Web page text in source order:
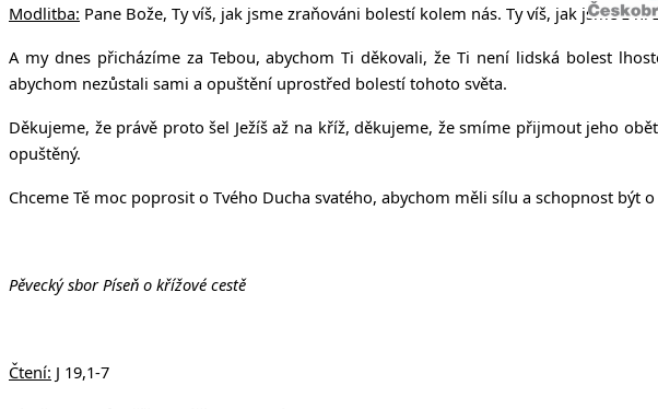
Modlitba: Pane Bože, Ty víš, jak jsme zraňováni bolestí kolem nás. Ty víš, jak jsme z
A my dnes přicházíme za Tebou, abychom Ti děkovali, že Ti není lidská bolest
abychom nezůstali sami a opuštění uprostřed bolestí tohoto světa.
Děkujeme, že právě proto šel Ježíš až na kříž, děkujeme, že smíme přijmout jeho
opuštěný.
Chceme Tě moc poprosit o Tvého Ducha svatého, abychom měli sílu a schopnost být
Pěvecký sbor Píseň o křížové cestě
Čtení: J 19,1-7